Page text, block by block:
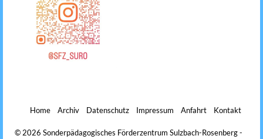
Home Archiv Datenschutz Impressum Anfahrt Kontakt
© 2026 Sonderpädagogisches Förderzentrum Sulzbach-Rosenberg -